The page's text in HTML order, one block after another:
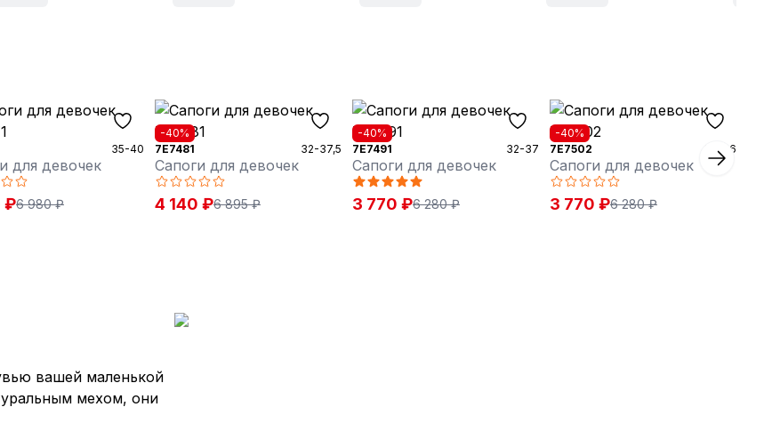
35-40
для девочек
₽6 980 ₽
-40%
7E7481
32-37,5
Сапоги для девочек
4 140 ₽6 895 ₽
-40%
7E7491
32-37
Сапоги для девочек
3 770 ₽6 280 ₽
-40%
7E7502
32-36
Сапоги для девочек
3 770 ₽6 280 ₽
вашей маленькой
мехом, они